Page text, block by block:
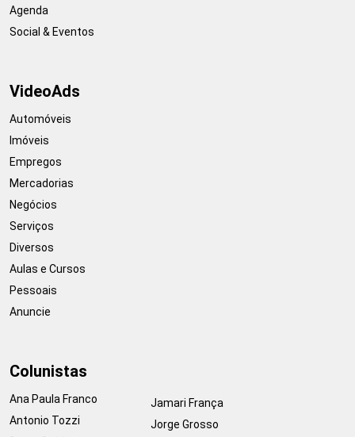
Agenda
Social & Eventos
VideoAds
Automóveis
Imóveis
Empregos
Mercadorias
Negócios
Serviços
Diversos
Aulas e Cursos
Pessoais
Anuncie
Colunistas
Ana Paula Franco
Antonio Tozzi
Jamari França
Jorge Grosso